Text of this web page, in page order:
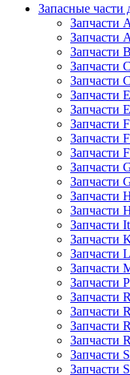
Запасные части
Запчасти
Запчасти
Запчасти
Запчасти
Запчасти
Запчасти
Запчасти
Запчасти
Запчасти
Запчасти
Запчасти
Запчасти
Запчасти
Запчасти
Запчасти
Запчасти
Запчасти
Запчасти
Запчасти
Запчасти
Запчасти
Запчасти
Запчасти
Запчасти
Запчасти